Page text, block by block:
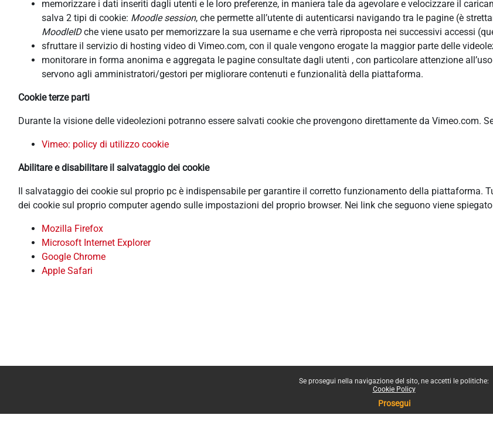
Se prosegui nella navigazione del sito, ne accetti le politiche:
Cookie Policy
Prosegui
memorizzare i dati inseriti dagli utenti e le loro preferenze, in maniera tale da agevolare e velocizzare il
salva 2 tipi di cookie: Moodle session, che permette all’utente di autenticarsi navigando tra le pagine (è
MoodleIDche viene usato per memorizzare la sua username e che verrà riproposta nei successivi accessi
sfruttare il servizio di hosting video di Vimeo.com, con il quale vengono erogate la maggior parte delle
monitorare in forma anonima e aggregata le pagine consultate dagli utenti , con particolare attenzione
servono agli amministratori/gestori per migliorare contenuti e funzionalità della piattaforma.
Cookie terze parti
Durante la visione delle videolezioni potranno essere salvati cookie che provengono direttamente da Vimeo.com.
Vimeo: policy di utilizzo cookie
Abilitare e disabilitare il salvataggio dei cookie
Il salvataggio dei cookie sul proprio pc è indispensabile per garantire il corretto funzionamento della piattaforma.
dei cookie sul proprio computer agendo sulle impostazioni del proprio browser. Nei link che seguono viene
Mozilla Firefox
Microsoft Internet Explorer
Google Chrome
Apple Safari